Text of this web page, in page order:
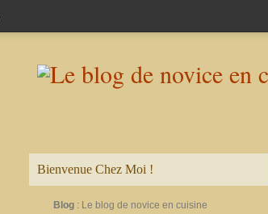
Bienvenue Chez Moi !
Blog : Le blog de novice en cuisine